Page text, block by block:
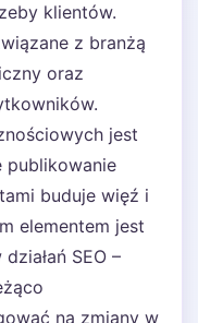
klientów.
z branżą
oraz
jest
publikowanie
buduje więź i
elementem jest
SEO –
na zmiany w